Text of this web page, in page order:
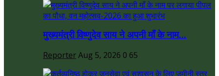
मुख्यमंत्री विष्णुदेव साय ने अपनी माँ के नाम...
ReporterAug 5, 2026 0 65